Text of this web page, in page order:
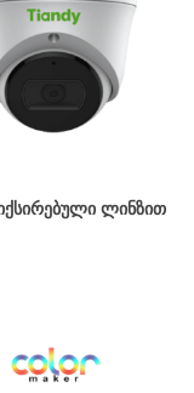
ᲚᲘᲜᲖᲘᲗ